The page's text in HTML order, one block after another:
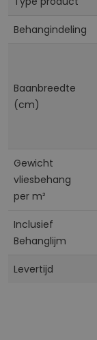
Behangindeling
Baanbreedte
(cm)
Gewicht
vliesbehang
per m²
Inclusief
Behanglijm
Levertijd